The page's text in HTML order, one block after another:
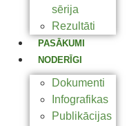
sērija
Rezultāti
PASĀKUMI
NODERĪGI
Dokumenti
Infografikas
Publikācijas